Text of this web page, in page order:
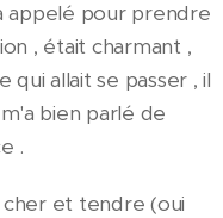
appelé pour prendre
, était charmant ,
allait se passer , il
bien parlé de
.
cher et tendre (oui